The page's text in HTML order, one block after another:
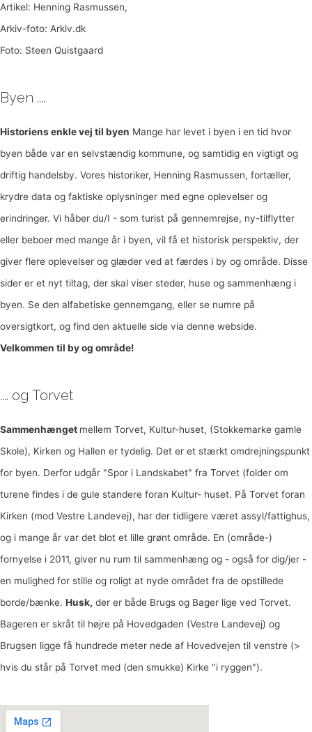
Artikel: Henning Rasmussen,
Arkiv-foto: Arkiv.dk
Foto: Steen Quistgaard
Byen ....
Historiens enkle vej til byen Mange har levet i byen i en tid hvor
byen både var en selvstændig kommune, og samtidig en vigtigt og
driftig handelsby. Vores historiker, Henning Rasmussen, fortæller,
krydre data og faktiske oplysninger med egne oplevelser og
erindringer. Vi håber du/I - som turist på gennemrejse, ny-tilflytter
eller beboer med mange år i byen, vil få et historisk perspektiv, der
giver flere oplevelser og glæder ved at færdes i by og område. Disse
sider er et nyt tiltag, der skal viser steder, huse og sammenhæng i
byen. Se den alfabetiske gennemgang, eller se numre på
oversigtkort, og find den aktuelle side via denne webside.
Velkommen til by og område!
.... og Torvet
Sammenhænget mellem Torvet, Kultur-huset, (Stokkemarke gamle
Skole), Kirken og Hallen er tydelig. Det er et stærkt omdrejningspunkt
for byen. Derfor udgår "Spor i Landskabet" fra Torvet (folder om
turene findes i de gule standere foran Kultur- huset. På Torvet foran
Kirken (mod Vestre Landevej), har der tidligere været assyl/fattighus,
og i mange år var det blot et lille grønt område. En (område-)
fornyelse i 2011, giver nu rum til sammenhæng og - også for dig/jer -
en mulighed for stille og roligt at nyde området fra de opstillede
borde/bænke. Husk, der er både Brugs og Bager lige ved Torvet.
Bageren er skråt til højre på Hovedgaden (Vestre Landevej) og
Brugsen ligge få hundrede meter nede af Hovedvejen til venstre (>
hvis du står på Torvet med (den smukke) Kirke "i ryggen").